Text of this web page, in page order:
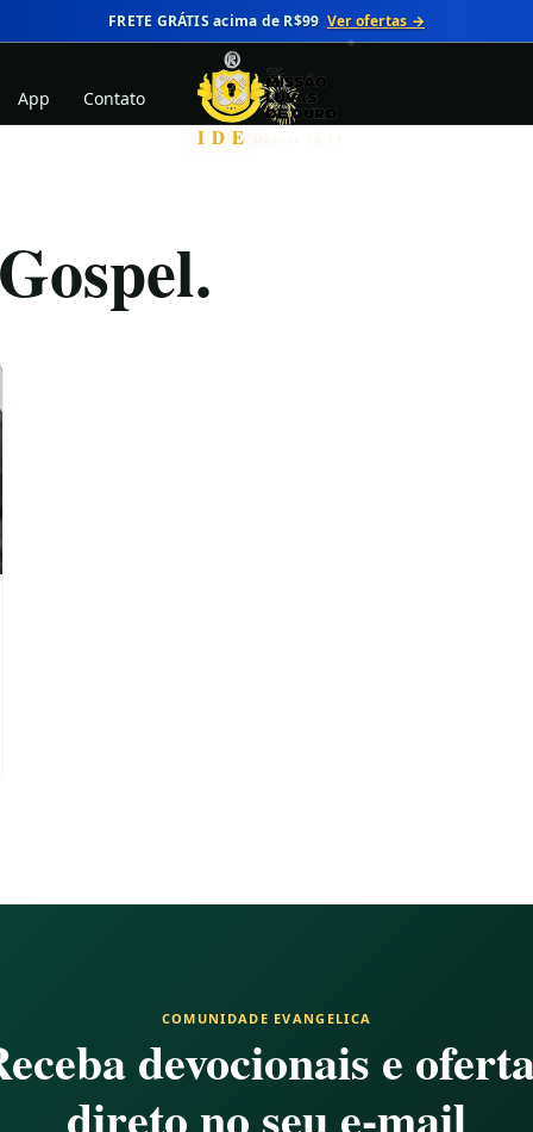
FRETE GRÁTIS acima de R$99 Ver ofertas →
IDE Marcos 16:15
App Contato
COMUNIDADE EVANGELICA
devocionais e